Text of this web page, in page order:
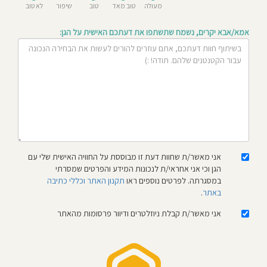
מעולה טוב מאד טוב
שיפור
לא טוב
אמא/אבא יקרים, נשמח שתשתפו את דעתכם האישית על הגן:
אני מאשר/ת שחוות דעת זו מבוססת על החוויה האישית שלי עם
הגן וכי אני אחראי/ת לנכונות המידע והפרטים שמסרתי
במסגרתה. לפרטים נוספים ראו תקנון האתר וכללי כתיבה
באתר.
אני מאשר/ת קבלת ניוזלטרים ודיוור פרסומות מהאתר